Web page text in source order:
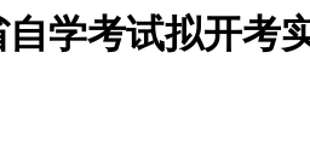
自学考试拟开考